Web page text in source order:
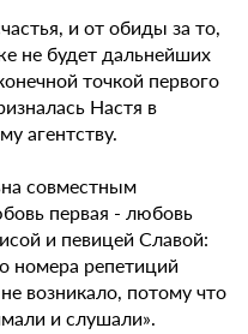
и от обиды за то,
не будет дальнейших
точкой первого
Настя в
агентству.
совместным
первая - любовь
и певицей Славой:
номера репетиций
возникало, потому что
и слушали».